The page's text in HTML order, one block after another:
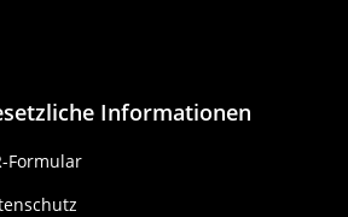
Informationen
Formular